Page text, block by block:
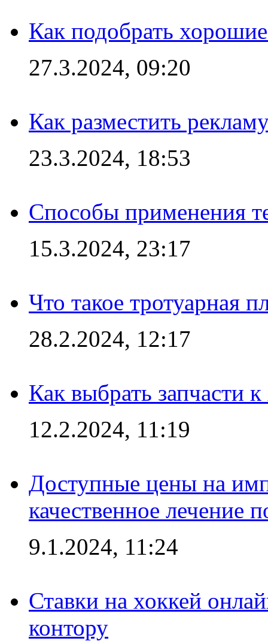
Как подобрать
27.3.2024, 09:20
Как разместить
23.3.2024, 18:53
Способы применения
15.3.2024, 23:17
Что такое тротуарная
28.2.2024, 12:17
Как выбрать запчасти
12.2.2024, 11:19
Доступные цены на
качественное лечение
9.1.2024, 11:24
Ставки на хоккей
контору